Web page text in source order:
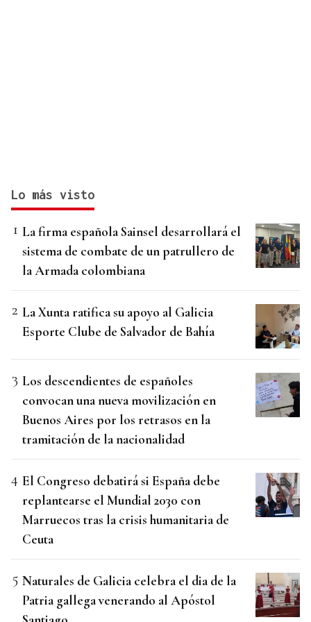
Lo más visto
La firma española Sainsel desarrollará el
sistema de combate de un patrullero de
la Armada colombiana
La Xunta ratifica su apoyo al Galicia
Esporte Clube de Salvador de Bahía
Los descendientes de españoles
convocan una nueva movilización en
Buenos Aires por los retrasos en la
tramitación de la nacionalidad
El Congreso debatirá si España debe
replantearse el Mundial 2030 con
Marruecos tras la crisis humanitaria de
Ceuta
Naturales de Galicia celebra el dia de la
Patria gallega venerando al Apóstol